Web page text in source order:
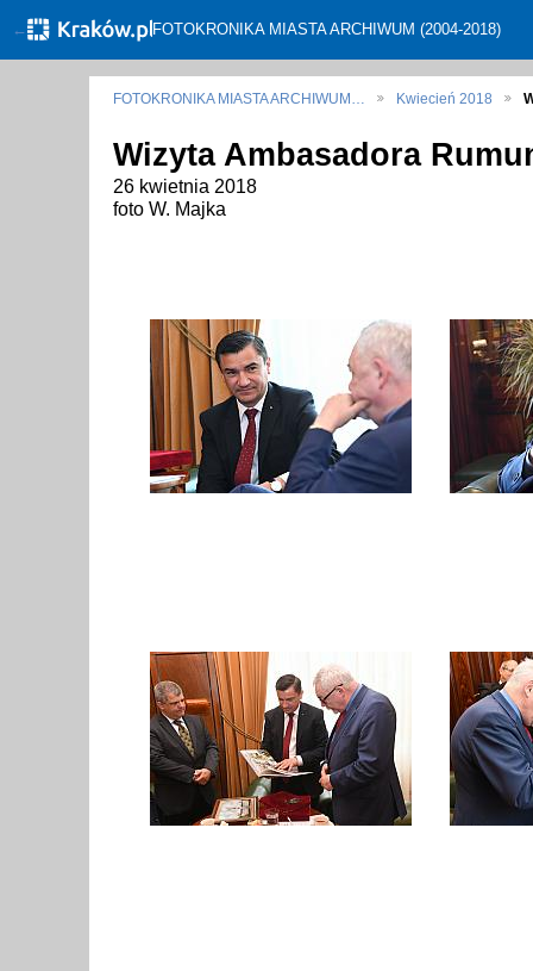
← FOTOKRONIKA MIASTA ARCHIWUM (2004-2018)
FOTOKRONIKA MIASTA ARCHIWUM… Kwiecień 2018
Wizyta Ambasadora
26 kwietnia 2018
foto W. Majka